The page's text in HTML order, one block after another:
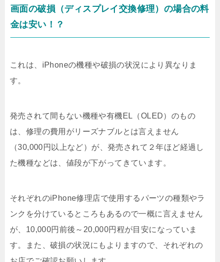
画面の破損（ディスプレイ交換修理）の場合の料
金は安い！？
これは、iPhoneの機種や破損の状況により異なりま
す。
発売されて間もない機種や有機EL（OLED）のもの
は、修理の費用がリーズナブルとは言えません
（30,000円以上など）が、発売されて２年ほど経過し
た機種などは、値段が下がってきています。
それぞれのiPhone修理店で使用するパーツの種類やラ
ンクを分けているところもあるので一概に言えません
が、10,000円前後～20,000円程が目安になっていま
す。また、破損の状況にもよりますので、それぞれの